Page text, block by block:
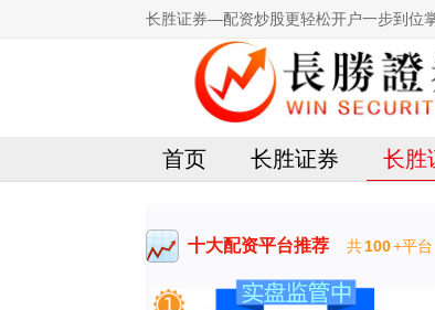
长胜证券—配资炒股更轻松开户一步到位
首页 长胜证券 长胜
十大配资平台推荐 共100+平台